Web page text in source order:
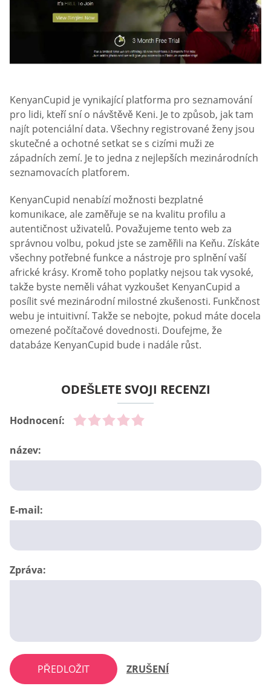
KenyanCupid je vynikající platforma pro seznamování
pro lidi, kteří sní o návštěvě Keni. Je to způsob, jak tam
najít potenciální data. Všechny registrované ženy jsou
skutečné a ochotné setkat se s cizími muži ze
západních zemí. Je to jedna z nejlepších mezinárodních
seznamovacích platforem.
KenyanCupid nenabízí možnosti bezplatné
komunikace, ale zaměřuje se na kvalitu profilu a
autentičnost uživatelů. Považujeme tento web za
správnou volbu, pokud jste se zaměřili na Keňu. Získáte
všechny potřebné funkce a nástroje pro splnění vaší
africké krásy. Kromě toho poplatky nejsou tak vysoké,
takže byste neměli váhat vyzkoušet KenyanCupid a
posílit své mezinárodní milostné zkušenosti. Funkčnost
webu je intuitivní. Takže se nebojte, pokud máte docela
omezené počítačové dovednosti. Doufejme, že
databáze KenyanCupid bude i nadále růst.
ODEŠLETE SVOJI RECENZI
Hodnocení:
název:
E-mail:
Zpráva:
PŘEDLOŽIT ZRUŠENÍ